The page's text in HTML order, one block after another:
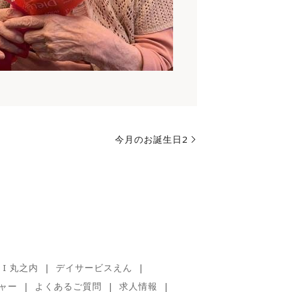
今月のお誕生日2
丸之内
デイサービスえん
ー よくあるご質問 求人情報